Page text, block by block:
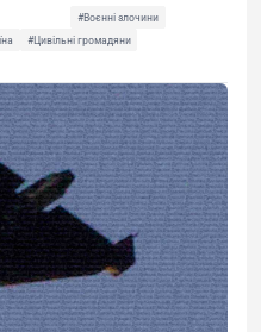
#Воєнні злочини
#Цивільні громадяни